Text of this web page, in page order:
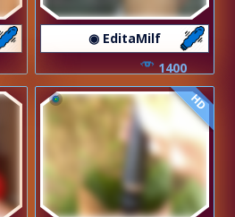
◉ EditaMilf
1400
HD